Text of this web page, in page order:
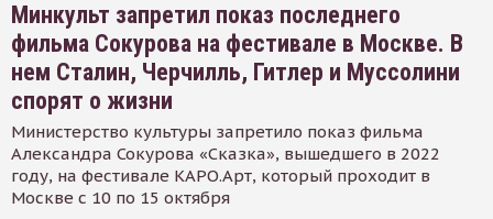
Минкульт запретил показ последнего
фильма Сокурова на фестивале в Москве. В
нем Сталин, Черчилль, Гитлер и Муссолини
спорят о жизни
Министерство культуры запретило показ фильма
Александра Сокурова «Сказка», вышедшего в 2022
году, на фестивале КАРО.Арт, который проходит в
Москве с 10 по 15 октября